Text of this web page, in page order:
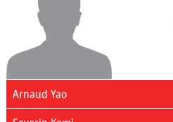
Arnaud Yao